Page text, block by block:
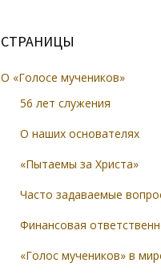
СТРАНИЦЫ
О «Голосе мучеников»
56 лет служения
О наших основателях
«Пытаемы за Христа»
Часто задаваемые
Финансовая
«Голос мучеников» в